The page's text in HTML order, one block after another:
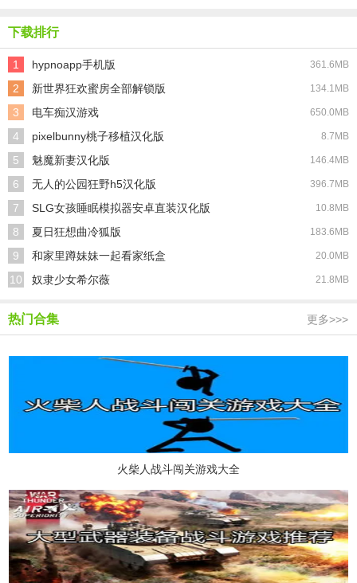
下载排行
1 hypnoapp手机版 361.6MB
2 新世界狂欢蜜房全部解锁版 134.1MB
3 电车痴汉游戏 650.0MB
4 pixelbunny桃子移植汉化版 8.7MB
5 魅魔新妻汉化版 146.4MB
6 无人的公园狂野h5汉化版 396.7MB
7 SLG女孩睡眠模拟器安卓直装汉化版 10.8MB
8 夏日狂想曲冷狐版 183.6MB
9 和家里蹲妹妹一起看家纸盒 20.0MB
10 奴隶少女希尔薇 21.8MB
热门合集 更多>>>
火柴人战斗闯关游戏大全